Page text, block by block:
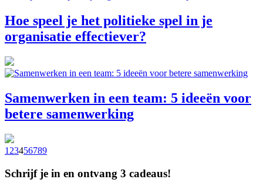
Hoe speel je het politieke spel in je
organisatie effectiever?
Samenwerken in een team: 5 ideeën voor
betere samenwerking
1 23456789
Schrijf je in en ontvang 3 cadeaus!